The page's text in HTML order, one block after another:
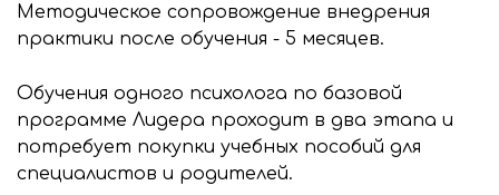
Методическое сопровождение внедрения
практики после обучения - 5 месяцев.
Обучения одного психолога по базовой
программе Лидера проходит в два этапа и
потребует покупки учебных пособий для
специалистов и родителей.